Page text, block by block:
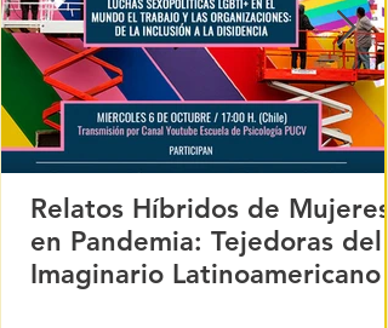
Relatos Híbridos de Mujeres
en Pandemia: Tejedoras del
Imaginario Latinoamericano